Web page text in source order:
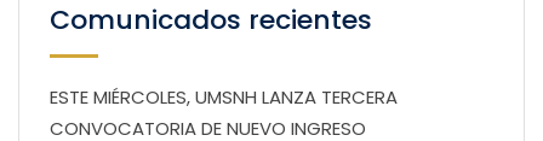
Comunicados recientes
ESTE MIÉRCOLES, UMSNH LANZA TERCERA
CONVOCATORIA DE NUEVO INGRESO